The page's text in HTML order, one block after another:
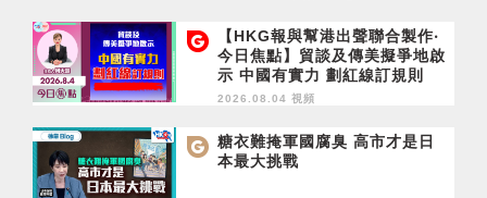
【HKG報與幫港出聲聯合製作‧
今日焦點】貿談及傳美擬爭地啟
示 中國有實力 劃紅線訂規則
2026.08.04 視頻
糖衣難掩軍國腐臭 高市才是日
本最大挑戰